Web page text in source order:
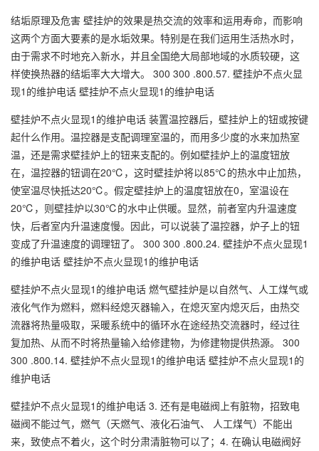
结垢原理及危害 壁挂炉的效果是热交流的效率和运用寿命，而影响
这两个方面大要素的是水垢效果。特别是在我们运用生活热水时，
由于需求不时地充入新水，并且全国绝大局部地域的水质较硬，这
样使换热器的结垢率大大增大。 300 300 .800.57. 壁挂炉不点火显
现1的维护电话 壁挂炉不点火显现1的维护电话
壁挂炉不点火显现1的维护电话 装置温控器后，壁挂炉上的钮或按键
起什么作用。温控器是支配调理室温的，而用多少度的水来加热室
温，还是需求壁挂炉上的钮来支配的。例如壁挂炉上的温度钮放
在，温控器的钮调在20℃，这时壁挂炉将以85℃的热水中止加热，
使室温尽快抵达20℃。假定壁挂炉上的温度钮放在0，室温设在
20℃，则壁挂炉以30℃的水中止供暖。显然，前者室内升温速度
快，后者室内升温速度慢。因此，可以说装了温控器，炉子上的钮
变成了升温速度的调理钮了。 300 300 .800.24. 壁挂炉不点火显现1
的维护电话 壁挂炉不点火显现1的维护电话
壁挂炉不点火显现1的维护电话 燃气壁挂炉是以自然气、人工煤气或
液化气作为燃料，燃料经熄灭器输入，在熄灭室内熄灭后，由热交
流器将热量吸取，采暖系统中的循环水在途经热交流器时，经过往
复加热、从而不时将热量输入给修建物，为修建物提供热源。 300
300 .800.14. 壁挂炉不点火显现1的维护电话 壁挂炉不点火显现1的
维护电话
壁挂炉不点火显现1的维护电话 3. 还有是电磁阀上有脏物，招致电
磁阀不能过气，燃气（天燃气、液化石油气、 人工煤气）不能出
来，致使点不着火，这个时分肃清脏物可以了；4. 在确认电磁阀好